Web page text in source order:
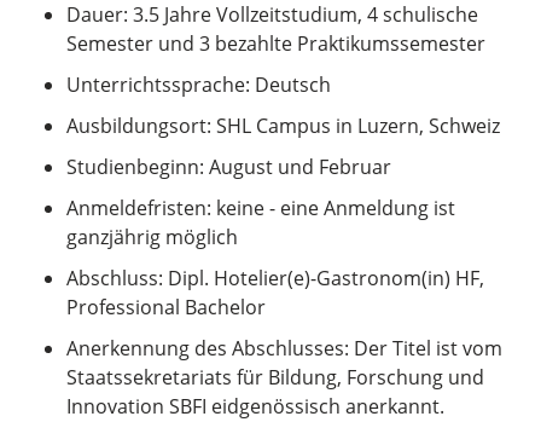
Dauer: 3.5 Jahre Vollzeitstudium, 4 schulische
Semester und 3 bezahlte Praktikumssemester
Unterrichtssprache: Deutsch
Ausbildungsort: SHL Campus in Luzern, Schweiz
Studienbeginn: August und Februar
Anmeldefristen: keine - eine Anmeldung ist
ganzjährig möglich
Abschluss: Dipl. Hotelier(e)-Gastronom(in) HF,
Professional Bachelor
Anerkennung des Abschlusses: Der Titel ist vom
Staatssekretariats für Bildung, Forschung und
Innovation SBFI eidgenössisch anerkannt.